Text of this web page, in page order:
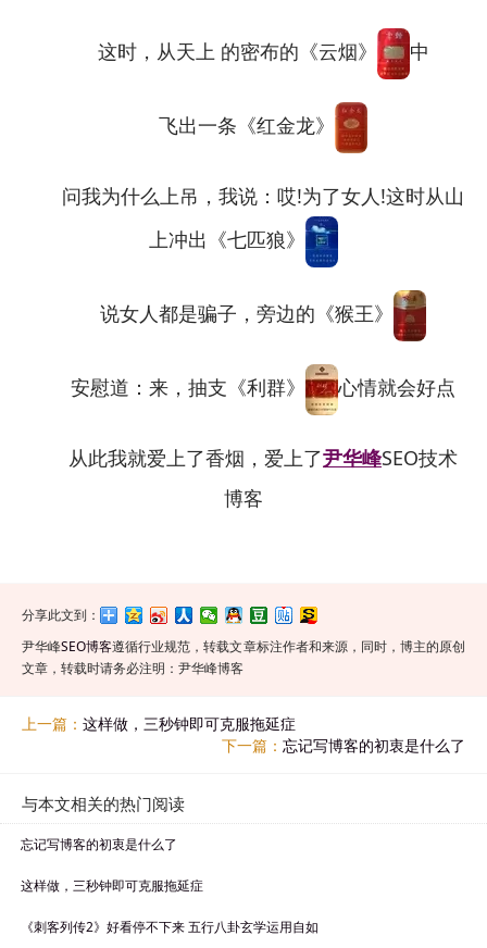
这时，从天上 的密布的《云烟》 中
飞出一条《红金龙》
问我为什么上吊，我说：哎!为了女人!这时从山
上冲出《七匹狼》
说女人都是骗子，旁边的《猴王》
安慰道：来，抽支《利群》 心情就会好点
从此我就爱上了香烟，爱上了尹华峰SEO技术
博客
分享此文到：
尹华峰SEO博客遵循行业规范，转载文章标注作者和来源，同时，博主的原创
文章，转载时请务必注明：尹华峰博客
上一篇： 这样做，三秒钟即可克服拖延症
下一篇： 忘记写博客的初衷是什么了
与本文相关的热门阅读
忘记写博客的初衷是什么了
这样做，三秒钟即可克服拖延症
《刺客列传2》好看停不下来 五行八卦玄学运用自如